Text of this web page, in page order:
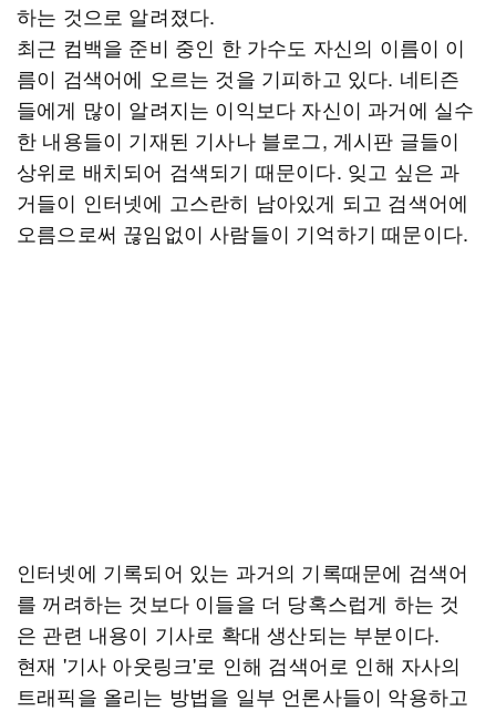
하는 것으로 알려졌다.
최근 컴백을 준비 중인 한 가수도 자신의 이름이 이
름이 검색어에 오르는 것을 기피하고 있다. 네티즌
들에게 많이 알려지는 이익보다 자신이 과거에 실수
한 내용들이 기재된 기사나 블로그, 게시판 글들이
상위로 배치되어 검색되기 때문이다. 잊고 싶은 과
거들이 인터넷에 고스란히 남아있게 되고 검색어에
오름으로써 끊임없이 사람들이 기억하기 때문이다.
인터넷에 기록되어 있는 과거의 기록때문에 검색어
를 꺼려하는 것보다 이들을 더 당혹스럽게 하는 것
은 관련 내용이 기사로 확대 생산되는 부분이다.
현재 '기사 아웃링크'로 인해 검색어로 인해 자사의
트래픽을 올리는 방법을 일부 언론사들이 악용하고